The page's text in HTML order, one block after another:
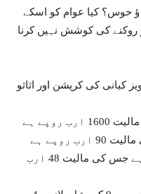
ؤ حوس؟ کیا عوام کو اسکے
روکنے کی کوشش نہیں کرنا
کیانی کی کرپشن اور اثاثو
روپے ہے
روپے ہے
آمریکا میں ہر ایک بچے کے پاس بنگلا ہے جس کی مالیت 48 ارب